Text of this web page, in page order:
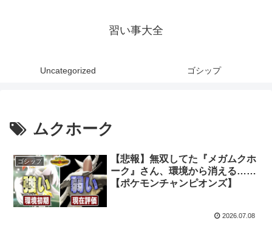
習い事大全
Uncategorized ゴシップ
ムクホーク
ゴシップ
【悲報】無双してた『メガムクホ
ーク』さん、環境から消える……
【ポケモンチャンピオンズ】
2026.07.08